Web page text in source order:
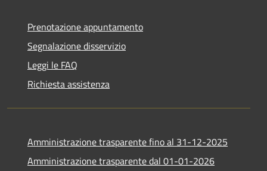
Prenotazione appuntamento
Segnalazione disservizio
Leggi le FAQ
Richiesta assistenza
Amministrazione trasparente fino al 31-12-2025
Amministrazione trasparente dal 01-01-2026